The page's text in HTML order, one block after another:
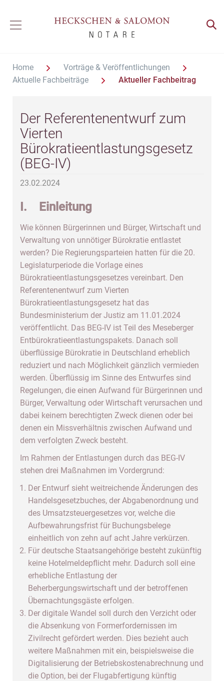
Home
Vorträge & Veröffentlichungen
Aktuelle Fachbeiträge
Aktueller Fachbeitrag
Der Referentenentwurf zum
Vierten
Bürokratieentlastungsgesetz
(BEG-IV)
23.02.2024
I. Einleitung
Wie können Bürgerinnen und Bürger, Wirtschaft und
Verwaltung von unnötiger Bürokratie entlastet
werden? Die Regierungsparteien hatten für die 20.
Legislaturperiode die Vorlage eines
Bürokratieentlastungsgesetzes vereinbart. Den
Referentenentwurf zum Vierten
Bürokratieentlastungsgesetz hat das
Bundesministerium der Justiz am 11.01.2024
veröffentlicht. Das BEG-IV ist Teil des Meseberger
Entbürokratieentlastungspakets. Danach soll
überflüssige Bürokratie in Deutschland erheblich
reduziert und nach Möglichkeit gänzlich vermieden
werden. Überflüssig im Sinne des Entwurfes sind
Regelungen, die einen Aufwand für Bürgerinnen und
Bürger, Verwaltung oder Wirtschaft verursachen und
dabei keinem berechtigten Zweck dienen oder bei
denen ein Missverhältnis zwischen Aufwand und
dem verfolgten Zweck besteht.
Im Rahmen der Entlastungen durch das BEG-IV
stehen drei Maßnahmen im Vordergrund:
Der Entwurf sieht weitreichende Änderungen des
Handelsgesetzbuches, der Abgabenordnung und
des Umsatzsteuergesetzes vor, welche die
Aufbewahrungsfrist für Buchungsbelege
einheitlich von zehn auf acht Jahre verkürzen.
Für deutsche Staatsangehörige besteht zukünftig
keine Hotelmeldepflicht mehr. Dadurch soll eine
erhebliche Entlastung der
Beherbergungswirtschaft und der betroffenen
Übernachtungsgäste erfolgen.
Der digitale Wandel soll durch den Verzicht oder
die Absenkung von Formerfordernissen im
Zivilrecht gefördert werden. Dies bezieht auch
weitere Maßnahmen mit ein, beispielsweise die
Digitalisierung der Betriebskostenabrechnung und
die Option, bei der Flugabfertigung künftig